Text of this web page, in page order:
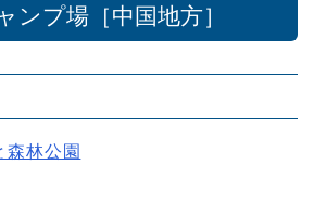
ンプ場［中国地方］
森林公園